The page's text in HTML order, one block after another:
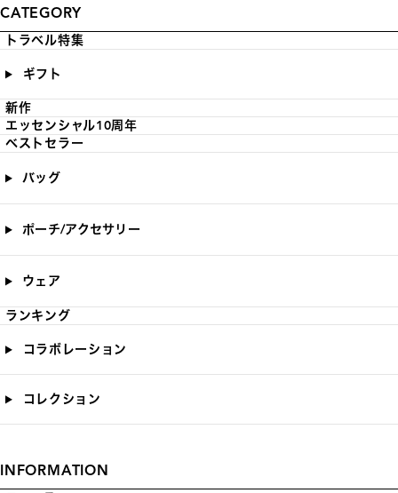
CATEGORY
トラベル特集
ギフト
新作
エッセンシャル10周年
ベストセラー
バッグ
ポーチ/アクセサリー
ウェア
ランキング
コラボレーション
コレクション
INFORMATION